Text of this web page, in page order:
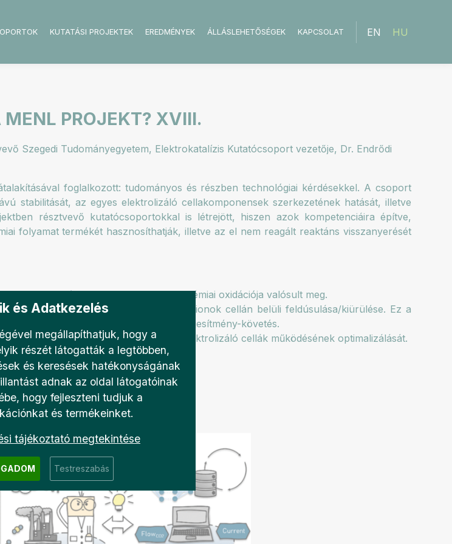
KUTATÁSI PROJEKTEK EREDMÉNYEK ÁLLÁSLEHETŐSÉGEK KAPCSOLAT EN HU
PROJEKT? XVIII.
Szegedi Tudományegyetem, Elektrokatalízis Kutatócsoport vezetője, Dr. Endrődi
foglalkozott: tudományos és részben technológiai kérdésekkel. A csoport
stabilitását, az egyes elektrolizáló cellakomponensek szerkezetének hatását, illetve
résztvevő kutatócsoportokkal is létrejött, hiszen azok kompetenciáira építve,
folyamat termékét hasznosíthatják, illetve az el nem reagált reaktáns visszanyerését
az anód oldalon glicerin elektrokémiai oxidációja valósult meg.
döntően meghatározza a kationok cellán belüli feldúsulása/kiürülése. Ez a
működtetés előfeltétele a dinamikus teljesítmény-követés.
és felgyorsíthatják a szén-dioxid elektrolizáló cellák működésének optimalizálását.
nyelven:
articlehtml/2025/ee/d5ee01464f
és Adatkezelés
megállapíthatjuk, hogy a
részét látogatták a legtöbben,
és keresések hatékonyságának
adnak az oldal látogatóinak
hogy fejleszteni tudjuk a
és termékeinket.
tájékoztató megtekintése
Testreszabás